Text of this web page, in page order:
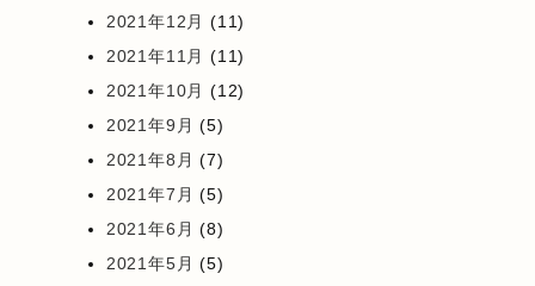
2021年12月 (11)
2021年11月 (11)
2021年10月 (12)
2021年9月 (5)
2021年8月 (7)
2021年7月 (5)
2021年6月 (8)
2021年5月 (5)